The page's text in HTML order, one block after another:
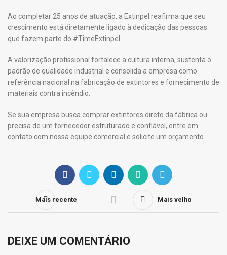
Ao completar 25 anos de atuação, a Extinpel reafirma que seu
crescimento está diretamente ligado à dedicação das pessoas
que fazem parte do #TimeExtinpel.
A valorização profissional fortalece a cultura interna, sustenta o
padrão de qualidade industrial e consolida a empresa como
referência nacional na fabricação de extintores e fornecimento de
materiais contra incêndio.
Se sua empresa busca comprar extintores direto da fábrica ou
precisa de um fornecedor estruturado e confiável, entre em
contato com nossa equipe comercial e solicite um orçamento.
Mais recente Mais velho
DEIXE UM COMENTÁRIO